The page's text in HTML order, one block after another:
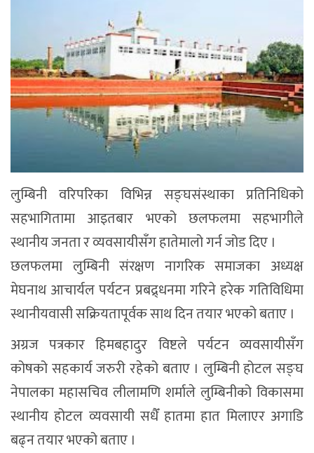
लुम्बिनी वरिपरिका विभिन्न सङ्घसंस्थाका प्रतिनिधिको
सहभागितामा आइतबार भएको छलफलमा सहभागीले
स्थानीय जनता र व्यवसायीसँग हातेमालो गर्न जोड दिए ।
छलफलमा लुम्बिनी संरक्षण नागरिक समाजका अध्यक्ष
मेघनाथ आचार्यल पर्यटन प्रबद्र्धनमा गरिने हरेक गतिविधिमा
स्थानीयवासी सक्रियतापूर्वक साथ दिन तयार भएको बताए ।
अग्रज पत्रकार हिमबहादुर विष्टले पर्यटन व्यवसायीसँग
कोषको सहकार्य जरुरी रहेको बताए । लुम्बिनी होटल सङ्घ
नेपालका महासचिव लीलामणि शर्माले लुम्बिनीको विकासमा
स्थानीय होटल व्यवसायी सधैँ हातमा हात मिलाएर अगाडि
बढ्न तयार भएको बताए ।